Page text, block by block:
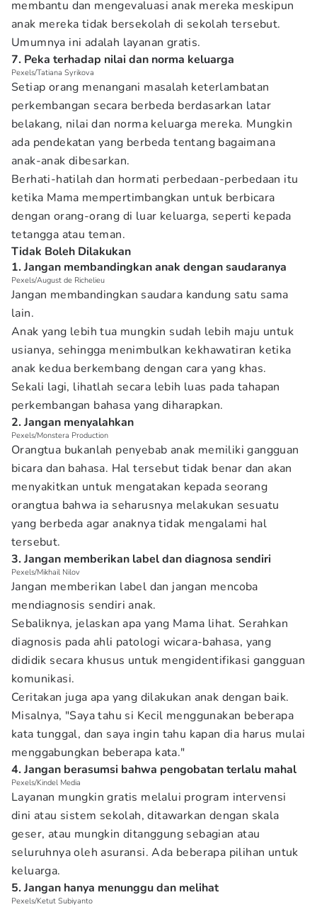
membantu dan mengevaluasi anak mereka meskipun
anak mereka tidak bersekolah di sekolah tersebut.
Umumnya ini adalah layanan gratis.
7. Peka terhadap nilai dan norma keluarga
Pexels/Tatiana Syrikova
Setiap orang menangani masalah keterlambatan
perkembangan secara berbeda berdasarkan latar
belakang, nilai dan norma keluarga mereka. Mungkin
ada pendekatan yang berbeda tentang bagaimana
anak-anak dibesarkan.
Berhati-hatilah dan hormati perbedaan-perbedaan itu
ketika Mama mempertimbangkan untuk berbicara
dengan orang-orang di luar keluarga, seperti kepada
tetangga atau teman.
Tidak Boleh Dilakukan
1. Jangan membandingkan anak dengan saudaranya
Pexels/August de Richelieu
Jangan membandingkan saudara kandung satu sama
lain.
Anak yang lebih tua mungkin sudah lebih maju untuk
usianya, sehingga menimbulkan kekhawatiran ketika
anak kedua berkembang dengan cara yang khas.
Sekali lagi, lihatlah secara lebih luas pada tahapan
perkembangan bahasa yang diharapkan.
2. Jangan menyalahkan
Pexels/Monstera Production
Orangtua bukanlah penyebab anak memiliki gangguan
bicara dan bahasa. Hal tersebut tidak benar dan akan
menyakitkan untuk mengatakan kepada seorang
orangtua bahwa ia seharusnya melakukan sesuatu
yang berbeda agar anaknya tidak mengalami hal
tersebut.
3. Jangan memberikan label dan diagnosa sendiri
Pexels/Mikhail Nilov
Jangan memberikan label dan jangan mencoba
mendiagnosis sendiri anak.
Sebaliknya, jelaskan apa yang Mama lihat. Serahkan
diagnosis pada ahli patologi wicara-bahasa, yang
dididik secara khusus untuk mengidentifikasi gangguan
komunikasi.
Ceritakan juga apa yang dilakukan anak dengan baik.
Misalnya, "Saya tahu si Kecil menggunakan beberapa
kata tunggal, dan saya ingin tahu kapan dia harus mulai
menggabungkan beberapa kata."
4. Jangan berasumsi bahwa pengobatan terlalu mahal
Pexels/Kindel Media
Layanan mungkin gratis melalui program intervensi
dini atau sistem sekolah, ditawarkan dengan skala
geser, atau mungkin ditanggung sebagian atau
seluruhnya oleh asuransi. Ada beberapa pilihan untuk
keluarga.
5. Jangan hanya menunggu dan melihat
Pexels/Ketut Subiyanto